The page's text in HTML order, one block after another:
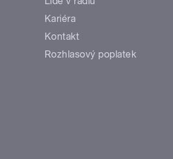
Kariéra
Kontakt
Rozhlasový poplatek